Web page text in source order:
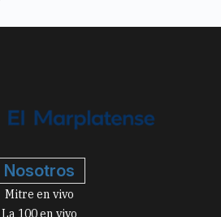
Nosotros
Mitre en vivo
La 100 en vivo